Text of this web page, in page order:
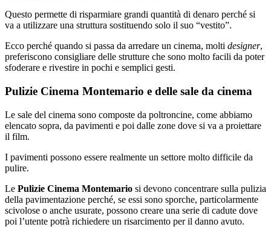
Questo permette di risparmiare grandi quantità di denaro perché si
va a utilizzare una struttura sostituendo solo il suo “vestito”.
Ecco perché quando si passa da arredare un cinema, molti designer,
preferiscono consigliare delle strutture che sono molto facili da poter
sfoderare e rivestire in pochi e semplici gesti.
Pulizie Cinema Montemario e delle sale da cinema
Le sale del cinema sono composte da poltroncine, come abbiamo
elencato sopra, da pavimenti e poi dalle zone dove si va a proiettare
il film.
I pavimenti possono essere realmente un settore molto difficile da
pulire.
Le Pulizie Cinema Montemario si devono concentrare sulla pulizia
della pavimentazione perché, se essi sono sporche, particolarmente
scivolose o anche usurate, possono creare una serie di cadute dove
poi l’utente potrà richiedere un risarcimento per il danno avuto.